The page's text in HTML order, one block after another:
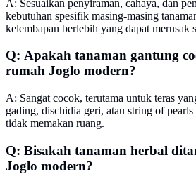
A: Sesuaikan penyiraman, cahaya, dan
kebutuhan spesifik masing-masing
kelembapan berlebih yang dapat merusak
Q: Apakah tanaman gantung
rumah Joglo modern?
A: Sangat cocok, terutama untuk teras
gading, dischidia geri, atau string of
tidak memakan ruang.
Q: Bisakah tanaman herbal
Joglo modern?